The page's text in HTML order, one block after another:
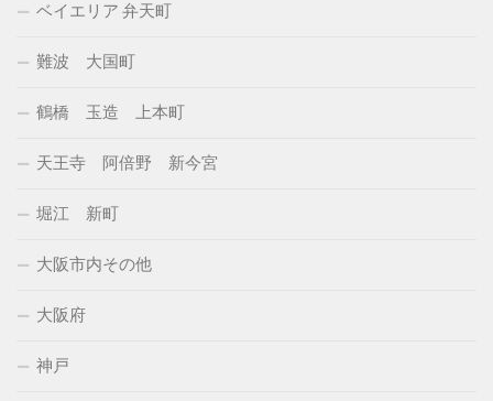
ベイエリア 弁天町
難波 大国町
鶴橋 玉造 上本町
天王寺 阿倍野 新今宮
堀江 新町
大阪市内その他
大阪府
神戸